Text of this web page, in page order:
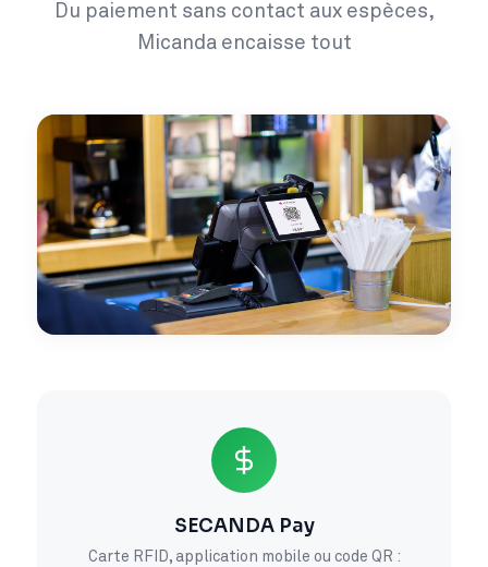
Du paiement sans contact aux espèces,
Micanda encaisse tout
SECANDA Pay
Carte RFID, application mobile ou code QR :